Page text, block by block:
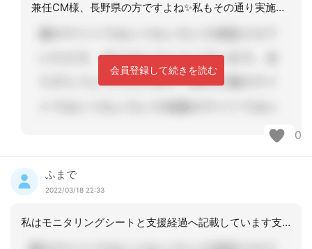
兼任CM様、長野県の方ですよね✨私もその通り実施しています。新たな研修で、介護保
会員登録して続きを読む
0
ふまで
2022/03/18 22:33
私はモニタリングシートと支援経過へ記載しています支援経過は家族から相談があったこ